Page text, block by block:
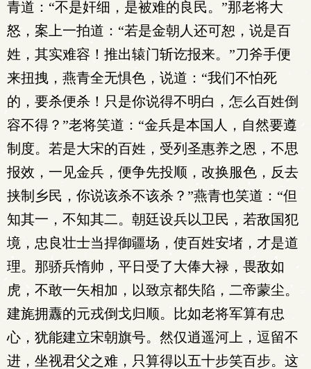
青道：“不是奸细，是被难的良民。”那老将大
怒，案上一拍道：“若是金朝人还可恕，说是百
姓，其实难容！推出辕门斩讫报来。”刀斧手便
来扭拽，燕青全无惧色，说道：“我们不怕死
的，要杀便杀！只是你说得不明白，怎么百姓倒
容不得？”老将笑道：“金兵是本国人，自然要遵
制度。若是大宋的百姓，受列圣惠养之恩，不思
报效，一见金兵，便争先投顺，改换服色，反去
挟制乡民，你说该杀不该杀？”燕青也笑道：“但
知其一，不知其二。朝廷设兵以卫民，若敌国犯
境，忠良壮士当捍御疆场，使百姓安堵，才是道
理。那骄兵惰帅，平日受了大俸大禄，畏敌如
虎，不敢一矢相加，以致京都失陷，二帝蒙尘。
建旄拥纛的元戎倒戈归顺。比如老将军算有忠
心，犹能建立宋朝旗号。然仅逍遥河上，逗留不
进，坐视君父之难，只算得以五十步笑百步。这